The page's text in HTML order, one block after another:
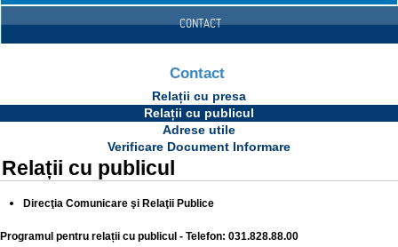
CONTACT
Contact
Relații cu presa
Relații cu publicul
Adrese utile
Verificare Document Informare
Relații cu publicul
Direcţia Comunicare şi Relaţii Publice
Programul pentru relații cu publicul - Telefon: 031.828.88.00